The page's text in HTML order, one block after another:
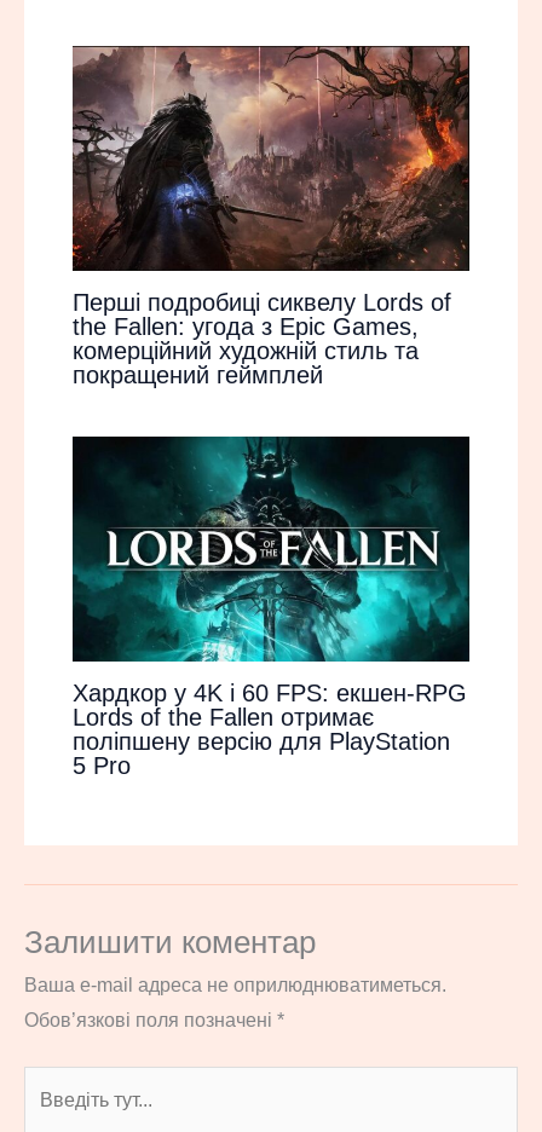
Перші подробиці сиквелу Lords of
the Fallen: угода з Epic Games,
комерційний художній стиль та
покращений геймплей
Хардкор у 4K і 60 FPS: екшен-RPG
Lords of the Fallen отримає
поліпшену версію для PlayStation
5 Pro
Залишити коментар
Ваша e-mail адреса не оприлюднюватиметься.
Обов’язкові поля позначені *